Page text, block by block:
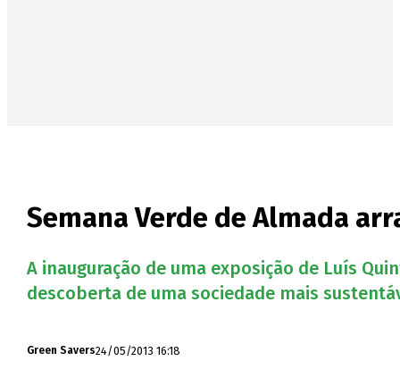
Semana Verde de Almada
A inauguração de uma exposição de Luís
descoberta de uma sociedade mais
Green Savers24/05/2013 16:18